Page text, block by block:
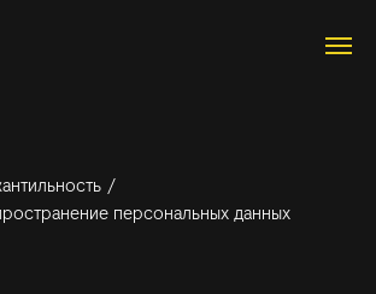
/
персональных данных